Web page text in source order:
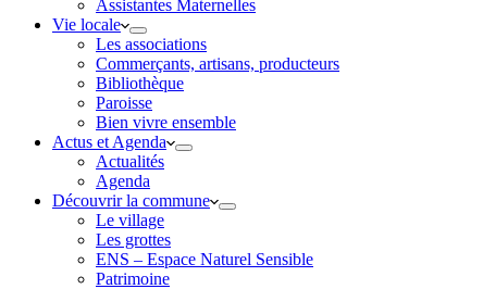
Assistantes Maternelles
Vie locale
Les associations
Commerçants, artisans, producteurs
Bibliothèque
Paroisse
Bien vivre ensemble
Actus et Agenda
Actualités
Agenda
Découvrir la commune
Le village
Les grottes
ENS – Espace Naturel Sensible
Patrimoine